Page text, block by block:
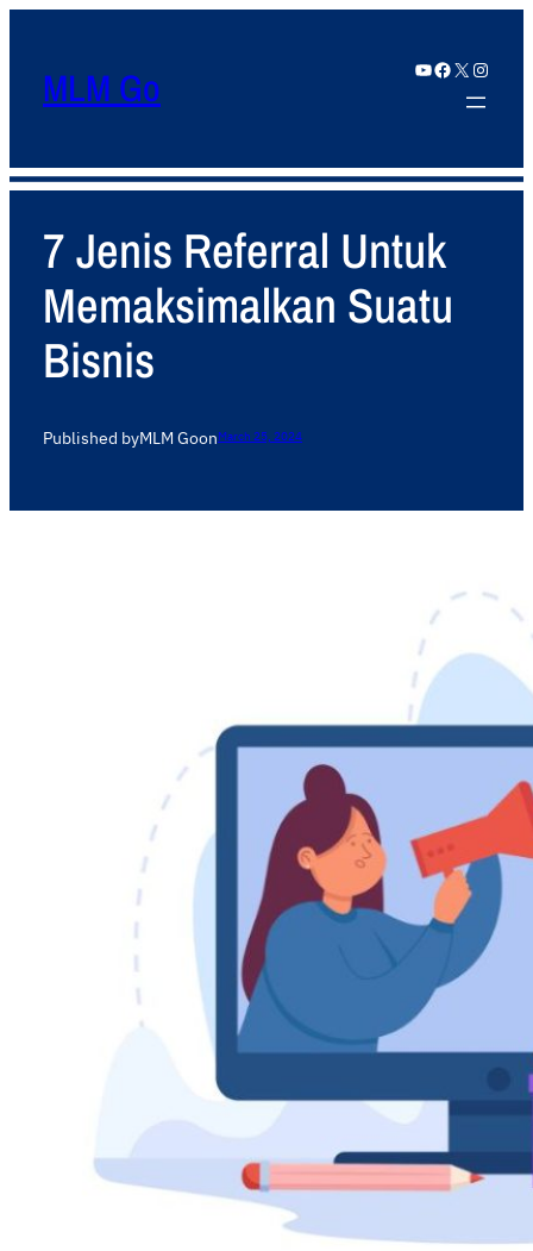
MLM Go YouTube Facebook X Instagram
7 Jenis Referral Untuk
Memaksimalkan Suatu
Bisnis
Published byMLM GoonMarch 25, 2024